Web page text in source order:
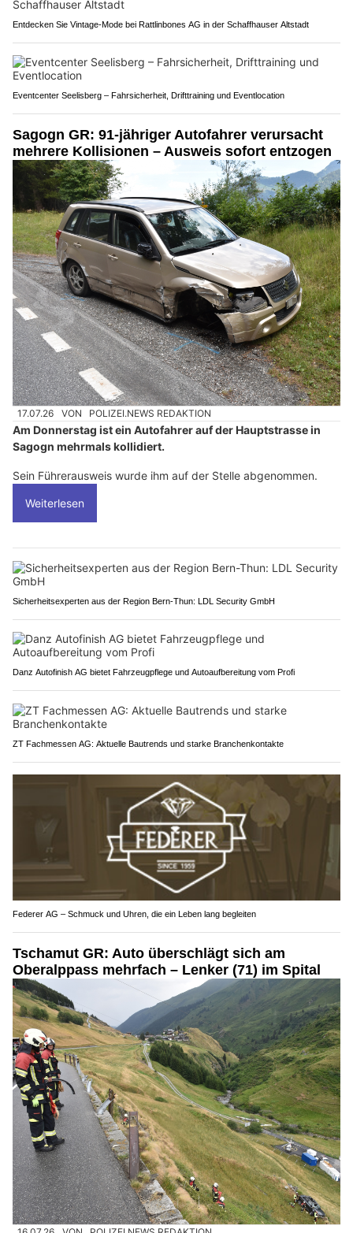
Entdecken Sie Vintage-Mode bei Rattlinbones AG in der Schaffhauser Altstadt
Eventcenter Seelisberg – Fahrsicherheit, Drifttraining und Eventlocation
Sagogn GR: 91-jähriger Autofahrer verursacht
mehrere Kollisionen – Ausweis sofort entzogen
17.07.26 VON POLIZEI.NEWS REDAKTION
Am Donnerstag ist ein Autofahrer auf der Hauptstrasse in
Sagogn mehrmals kollidiert.
Sein Führerausweis wurde ihm auf der Stelle abgenommen.
Weiterlesen
Sicherheitsexperten aus der Region Bern-Thun: LDL Security GmbH
Danz Autofinish AG bietet Fahrzeugpflege und Autoaufbereitung vom Profi
ZT Fachmessen AG: Aktuelle Bautrends und starke Branchenkontakte
Federer AG – Schmuck und Uhren, die ein Leben lang begleiten
Tschamut GR: Auto überschlägt sich am
Oberalppass mehrfach – Lenker (71) im Spital